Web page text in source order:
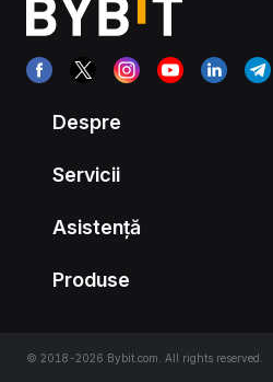
Despre
Servicii
Asistență
Produse
© 2018-2026 Bybit.com. All rights reserved.